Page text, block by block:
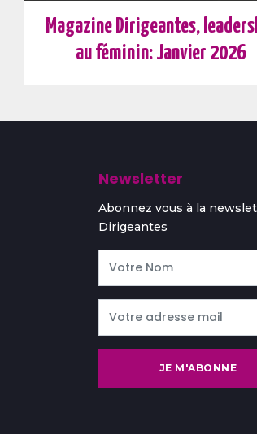
Magazine Dirigeantes,
au féminin: Janvier 2026
Newsletter
Abonnez vous à la
Dirigeantes
JE M'ABONNE